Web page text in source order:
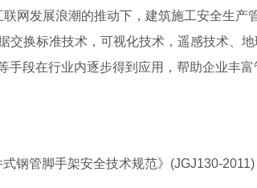
网发展浪潮的推动下，建筑施工安全生产
交换标准技术，可视化技术，遥感技术、
手段在行业内逐步得到应用，帮助企业丰
钢管脚手架安全技术规范》(JGJ130-2011)